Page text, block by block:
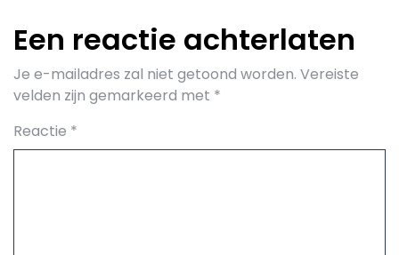
Een reactie achterlaten
Je e-mailadres zal niet getoond worden. Vereiste
velden zijn gemarkeerd met *
Reactie *